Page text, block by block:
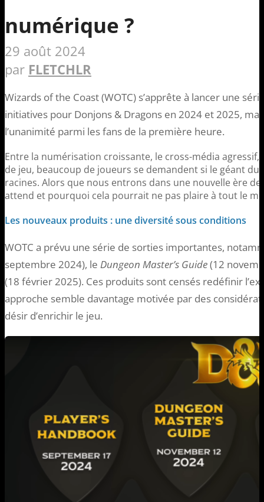
numérique ?
29 août 2024
par FLETCHLR
Wizards of the Coast (WOTC) s’apprête à lancer une
initiatives pour Donjons & Dragons en 2024 et 2025,
l’unanimité parmi les fans de la première heure.
Entre la numérisation croissante, le cross-média
de jeu, beaucoup de joueurs se demandent si le géant du
racines. Alors que nous entrons dans une nouvelle ère
attend et pourquoi cela pourrait ne pas plaire à tout le
Les nouveaux produits : une diversité sous conditions
WOTC a prévu une série de sorties importantes,
septembre 2024), le Dungeon Master’s Guide(12
(18 février 2025). Ces produits sont censés redéfinir
approche semble davantage motivée par des
désir d’enrichir le jeu.